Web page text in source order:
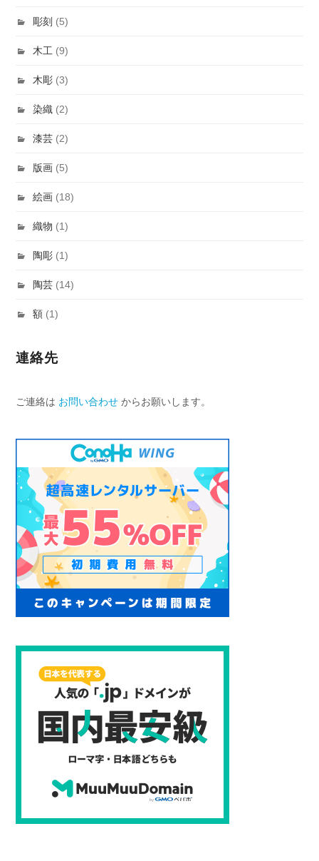
彫刻 (5)
木工 (9)
木彫 (3)
染織 (2)
漆芸 (2)
版画 (5)
絵画 (18)
織物 (1)
陶彫 (1)
陶芸 (14)
額 (1)
連絡先
ご連絡は お問い合わせ からお願いします。